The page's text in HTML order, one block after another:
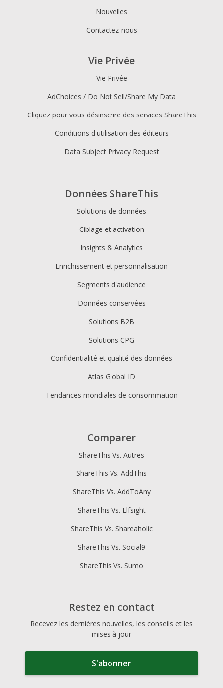
Données ShareThis
Solutions de données
Ciblage et activation
Insights & Analytics
Enrichissement et personnalisation
Segments d'audience
Données conservées
Solutions B2B
Solutions CPG
Confidentialité et qualité des données
Atlas Global ID
Tendances mondiales de consommation
Nouvelles
Contactez-nous
Vie Privée
Vie Privée
AdChoices / Do Not Sell/Share My Data
Cliquez pour vous désinscrire des services ShareThis
Conditions d'utilisation des éditeurs
Data Subject Privacy Request
Comparer
ShareThis Vs. Autres
ShareThis Vs. AddThis
ShareThis Vs. AddToAny
ShareThis Vs. Elfsight
ShareThis Vs. Shareaholic
ShareThis Vs. Social9
ShareThis Vs. Sumo
Restez en contact
Recevez les dernières nouvelles, les conseils et les
mises à jour
S'abonner